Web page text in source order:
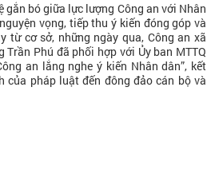
gắn bó giữa lực lượng Công an với Nhân
vọng, tiếp thu ý kiến đóng góp và
từ cơ sở, những ngày qua, Công an xã
Trần Phú đã phối hợp với Ủy ban MTTQ
an lắng nghe ý kiến Nhân dân”, kết
của pháp luật đến đông đảo cán bộ và